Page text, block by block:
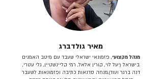
מאיר גולדברג
מנהל מקצועי, פזמונאי ישראלי שעבד עם מיטב האמנים
בישראל (יעל לוי, קורין אלאל, רמי קליינשטיין, גלי עטרי,
דנה ברגר ועוד).מנחה סדנאות כתיבה ופזמונאות. לשעבר